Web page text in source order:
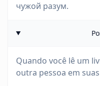
чужой разум.
Quando você lê um
outra pessoa em